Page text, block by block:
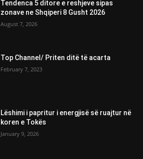
Tendenca 5 ditore e reshjeve sipas
zonave ne Shqiperi 8 Gusht 2026
August 7, 2026
Top Channel/ Priten ditë të acarta
February 7, 2023
Lëshimi i papritur i energjisë së ruajtur në
koren e Tokës
January 9, 2026